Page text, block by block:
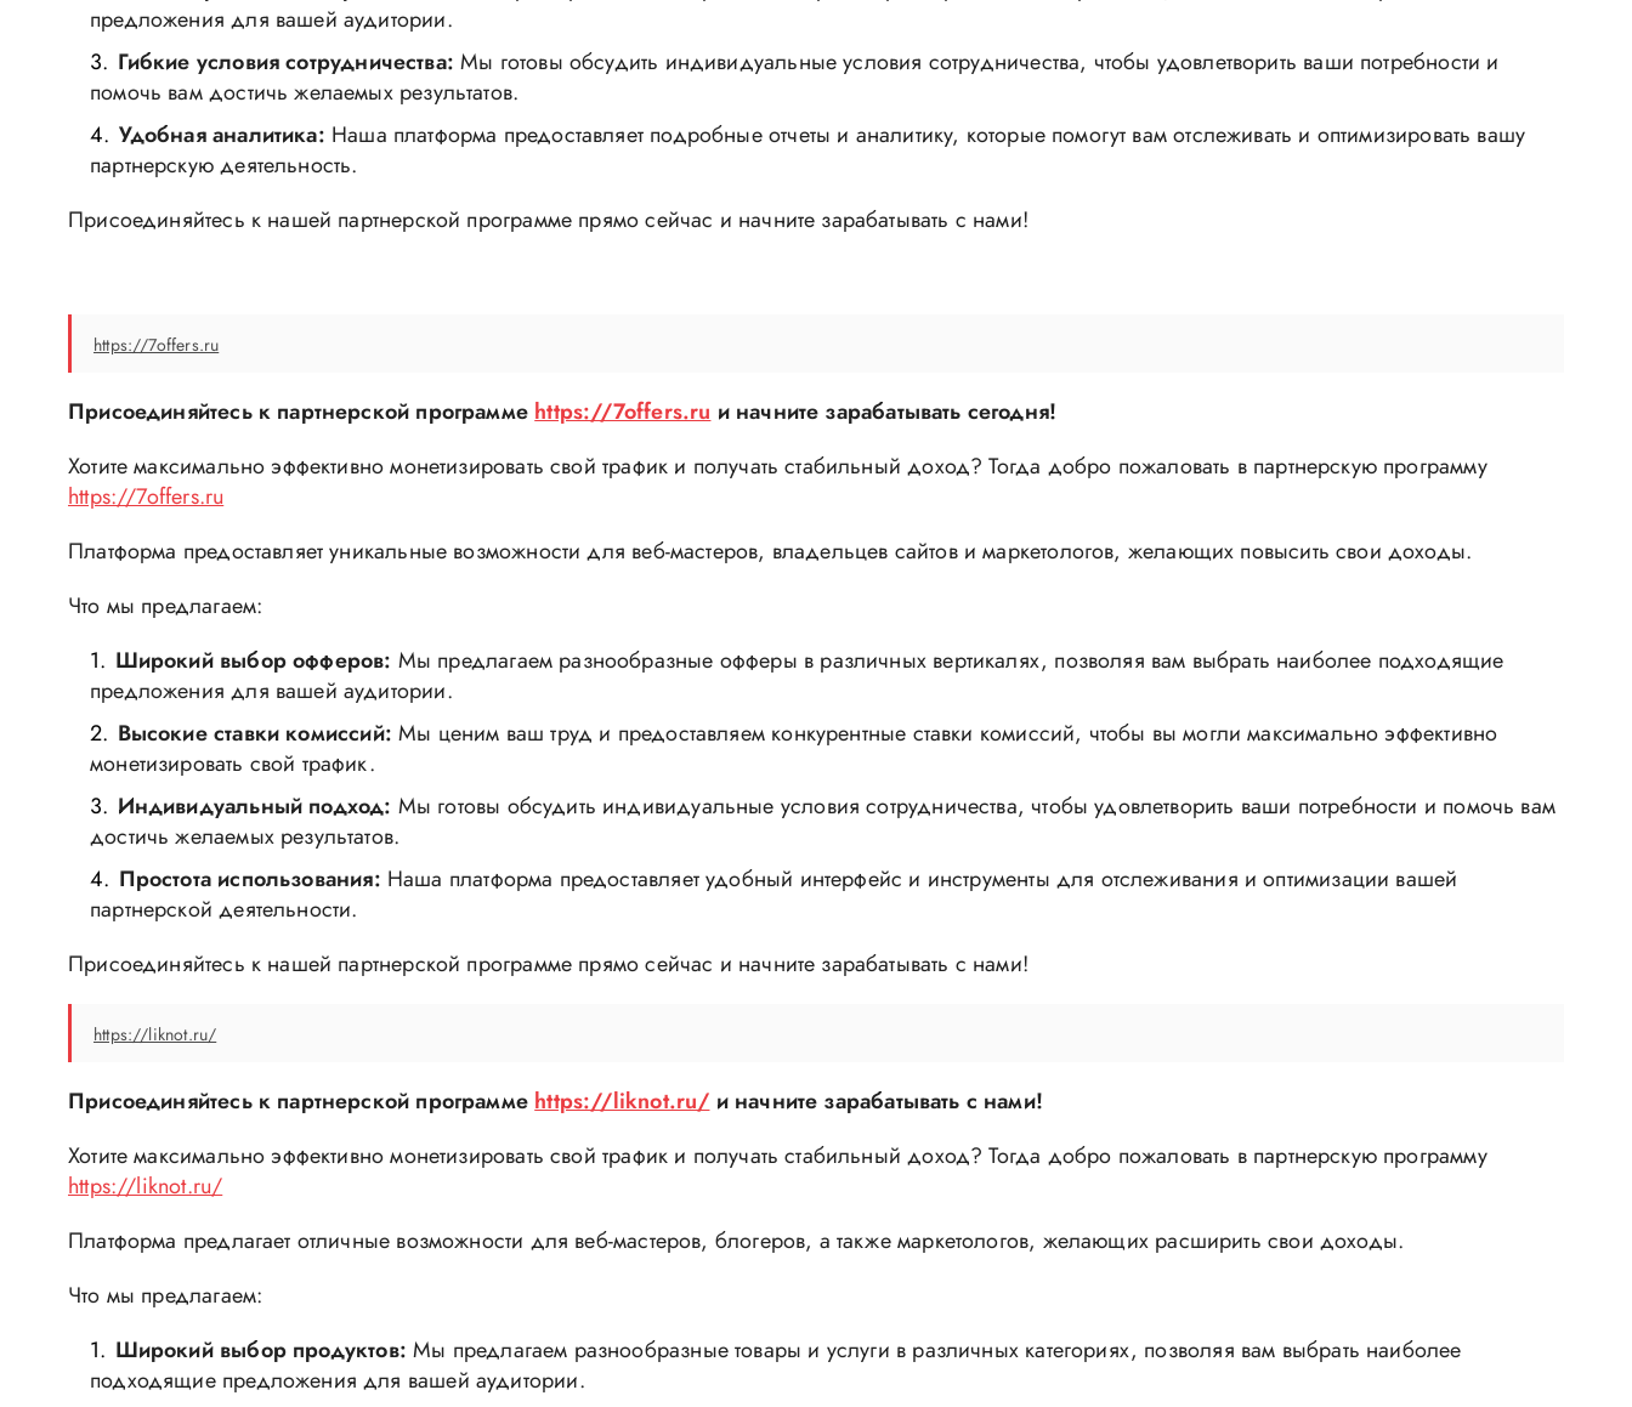
предложения для вашей аудитории.
Гибкие условия сотрудничества: Мы готовы обсудить индивидуальные условия сотрудничества, чтобы удовлетворить ваши потребности и
помочь вам достичь желаемых результатов.
Удобная аналитика: Наша платформа предоставляет подробные отчеты и аналитику, которые помогут вам отслеживать и оптимизировать вашу
партнерскую деятельность.
Присоединяйтесь к нашей партнерской программе прямо сейчас и начните зарабатывать с нами!
https://7offers.ru
Присоединяйтесь к партнерской программе https://7offers.ru и начните зарабатывать сегодня!
Хотите максимально эффективно монетизировать свой трафик и получать стабильный доход? Тогда добро пожаловать в партнерскую программу
https://7offers.ru
Платформа предоставляет уникальные возможности для веб-мастеров, владельцев сайтов и маркетологов, желающих повысить свои доходы.
Что мы предлагаем:
Широкий выбор офферов: Мы предлагаем разнообразные офферы в различных вертикалях, позволяя вам выбрать наиболее подходящие
предложения для вашей аудитории.
Высокие ставки комиссий: Мы ценим ваш труд и предоставляем конкурентные ставки комиссий, чтобы вы могли максимально эффективно
монетизировать свой трафик.
Индивидуальный подход: Мы готовы обсудить индивидуальные условия сотрудничества, чтобы удовлетворить ваши потребности и помочь вам
достичь желаемых результатов.
Простота использования: Наша платформа предоставляет удобный интерфейс и инструменты для отслеживания и оптимизации вашей
партнерской деятельности.
Присоединяйтесь к нашей партнерской программе прямо сейчас и начните зарабатывать с нами!
https://liknot.ru/
Присоединяйтесь к партнерской программе https://liknot.ru/ и начните зарабатывать с нами!
Хотите максимально эффективно монетизировать свой трафик и получать стабильный доход? Тогда добро пожаловать в партнерскую программу
https://liknot.ru/
Платформа предлагает отличные возможности для веб-мастеров, блогеров, а также маркетологов, желающих расширить свои доходы.
Что мы предлагаем:
Широкий выбор продуктов: Мы предлагаем разнообразные товары и услуги в различных категориях, позволяя вам выбрать наиболее
подходящие предложения для вашей аудитории.